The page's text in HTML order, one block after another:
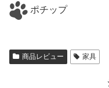
ポチップ
商品レビュー 家具